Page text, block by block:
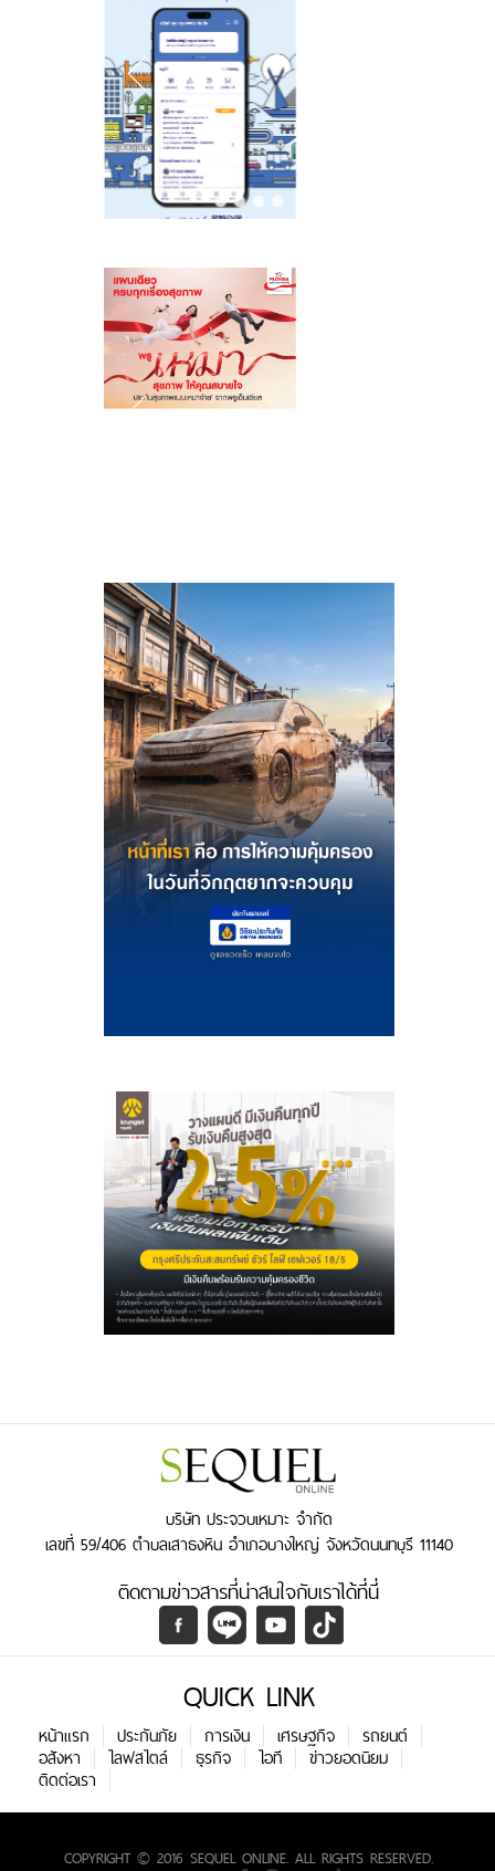
บริษัท ประจวบเหมาะ จำกัด
เลขที่ 59/406 ตำบลเสาธงหิน อำเภอบางใหญ่ จังหวัดนนทบุรี 11140
ติดตามข่าวสารที่น่าสนใจกับเราได้ที่นี่
QUICK LINK
หน้าแรก ประกันภัย การเงิน เศรษฐกิจ
รถยนต์
อสังหา
ไลฟสไตล์ ธุรกิจ ไอที
ข่าวยอดนิยม
ติดต่อเรา
COPYRIGHT © 2016 SEQUEL ONLINE. ALL RIGHTS RESERVED.